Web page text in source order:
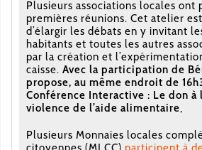
Plusieurs associations locales ont
premières réunions. Cet atelier
d’élargir les débats en y invitant
habitants et toutes les autres
par la création et
caisse. Avec la participation de
propose, au même endroit de
Conférence Interactive : Le don à
violence de l’aide alimentaire,
Plusieurs Monnaies locales